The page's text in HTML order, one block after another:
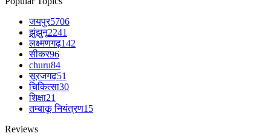
जयपुर5706
झुंझुनू2241
लक्ष्मणगढ़142
सीकर96
churu84
सूरजगढ़51
चिकित्सा30
शिक्षा21
तम्बाकू नियंत्रण15
Reviews